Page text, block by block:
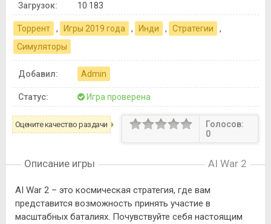
Загрузок:
10 183
Торрент , Игры 2019 года , Инди , Стратегии
,
Симуляторы
Добавил: Admin
Статус: Игра проверена
Оцените качество раздачи
Голосов:
0
Описание игры AI War 2
AI War 2 – это космическая стратегия, где вам
представится возможность принять участие в
масштабных баталиях. Почувствуйте себя настоящим